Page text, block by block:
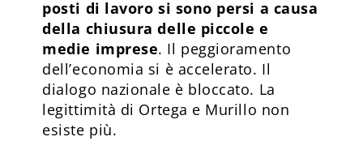
posti di lavoro si sono persi a causa
della chiusura delle piccole e
medie imprese. Il peggioramento
dell’economia si è accelerato. Il
dialogo nazionale è bloccato. La
legittimità di Ortega e Murillo non
esiste più.